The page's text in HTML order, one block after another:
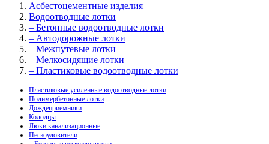
Асбестоцементные изделия
Водоотводные лотки
– Бетонные водоотводные лотки
– Автодорожные лотки
– Межпутевые лотки
– Мелкосидящие лотки
– Пластиковые водоотводные лотки
Пластиковые усиленные водоотводные лотки
Полимербетонные лотки
Дождеприемники
Колодцы
Люки канализационные
Пескоуловители